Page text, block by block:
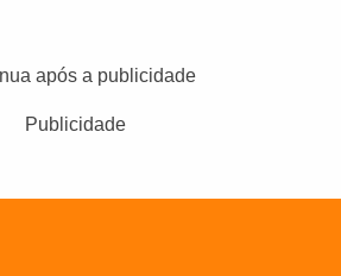
após a publicidade
Publicidade